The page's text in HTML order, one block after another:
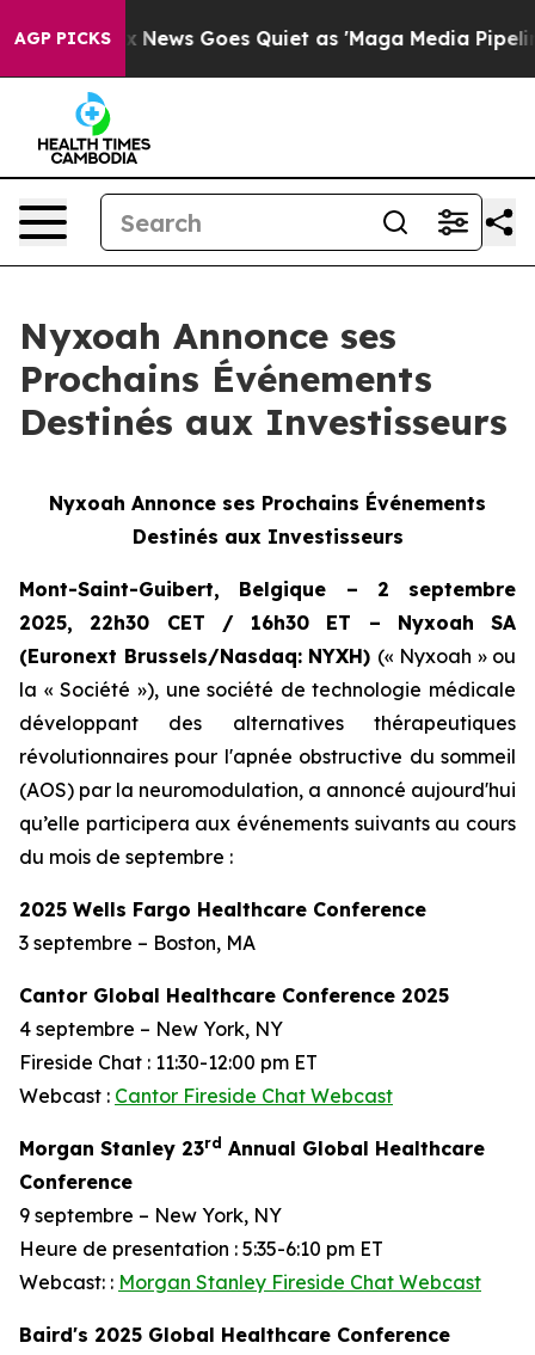
AGP PICKS
Fox News Goes Quiet as 'Maga Media Pipeline'
Nyxoah Annonce ses
Prochains Événements
Destinés aux Investisseurs
Nyxoah Annonce ses Prochains Événements
Destinés aux Investisseurs
Mont-Saint-Guibert, Belgique – 2 septembre
2025, 22h30 CET / 16h30 ET – Nyxoah SA
(Euronext Brussels/Nasdaq: NYXH) (« Nyxoah » ou
la « Société »), une société de technologie médicale
développant des alternatives thérapeutiques
révolutionnaires pour l'apnée obstructive du sommeil
(AOS) par la neuromodulation, a annoncé aujourd'hui
qu’elle participera aux événements suivants au cours
du mois de septembre :
2025 Wells Fargo Healthcare Conference
3 septembre – Boston, MA
Cantor Global Healthcare Conference 2025
4 septembre – New York, NY
Fireside Chat : 11:30-12:00 pm ET
Webcast : Cantor Fireside Chat Webcast
Morgan Stanley 23rd Annual Global Healthcare
Conference
9 septembre – New York, NY
Heure de presentation : 5:35-6:10 pm ET
Webcast: : Morgan Stanley Fireside Chat Webcast
Baird's 2025 Global Healthcare Conference